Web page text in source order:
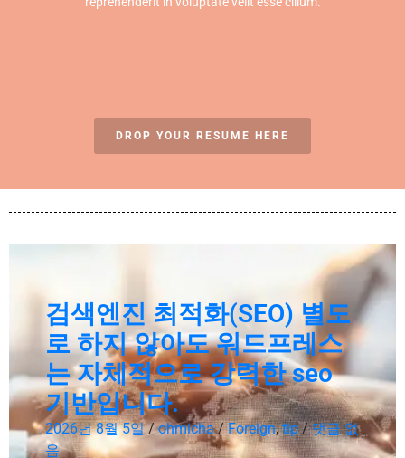
DROP YOUR RESUME HERE
검색엔진 최적화(SEO) 별도
로 하지 않아도 워드프레스
는 자체적으로 강력한 seo
기반입니다.
2026년 8월 5일 / ohmicha / Foreign,tip / 댓글 없
음